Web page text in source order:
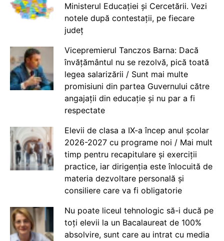
Ministerul Educației și Cercetării. Vezi
notele după contestații, pe fiecare
județ
Vicepremierul Tanczos Barna: Dacă
învățământul nu se rezolvă, pică toată
legea salarizării / Sunt mai multe
promisiuni din partea Guvernului către
angajații din educație și nu par a fi
respectate
Elevii de clasa a IX-a încep anul școlar
2026-2027 cu programe noi / Mai mult
timp pentru recapitulare și exerciții
practice, iar dirigenția este înlocuită de
materia dezvoltare personală și
consiliere care va fi obligatorie
Nu poate liceul tehnologic să-i ducă pe
toți elevii la un Bacalaureat de 100%
absolvire, sunt care au intrat cu media